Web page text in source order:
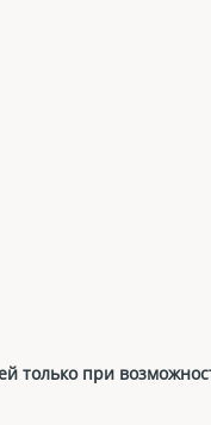
только при